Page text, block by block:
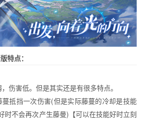
特点：
伤害低。但是其实还是有很多特点。
抵挡一次伤害(但是实际藤蔓的冷却是技能
时不会再次产生藤曼)【可以在技能好时立刻